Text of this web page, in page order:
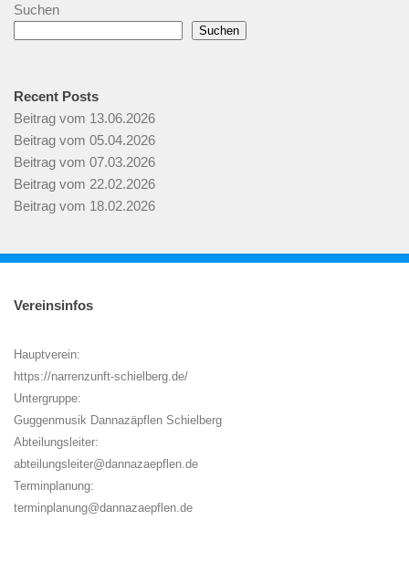
Suchen
Suchen
Recent Posts
Beitrag vom 13.06.2026
Beitrag vom 05.04.2026
Beitrag vom 07.03.2026
Beitrag vom 22.02.2026
Beitrag vom 18.02.2026
Vereinsinfos
Hauptverein:
https://narrenzunft-schielberg.de/
Untergruppe:
Guggenmusik Dannazäpflen Schielberg
Abteilungsleiter:
abteilungsleiter@dannazaepflen.de
Terminplanung:
terminplanung@dannazaepflen.de